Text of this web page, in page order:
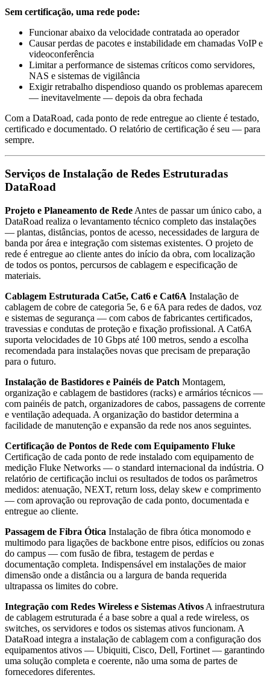
Sem certificação, uma rede pode:
Funcionar abaixo da velocidade contratada ao operador
Causar perdas de pacotes e instabilidade em chamadas VoIP e
videoconferência
Limitar a performance de sistemas críticos como servidores,
NAS e sistemas de vigilância
Exigir retrabalho dispendioso quando os problemas aparecem
— inevitavelmente — depois da obra fechada
Com a DataRoad, cada ponto de rede entregue ao cliente é testado,
certificado e documentado. O relatório de certificação é seu — para
sempre.
Serviços de Instalação de Redes Estruturadas
DataRoad
Projeto e Planeamento de Rede Antes de passar um único cabo, a
DataRoad realiza o levantamento técnico completo das instalações
— plantas, distâncias, pontos de acesso, necessidades de largura de
banda por área e integração com sistemas existentes. O projeto de
rede é entregue ao cliente antes do início da obra, com localização
de todos os pontos, percursos de cablagem e especificação de
materiais.
Cablagem Estruturada Cat5e, Cat6 e Cat6A Instalação de
cablagem de cobre de categoria 5e, 6 e 6A para redes de dados, voz
e sistemas de segurança — com cabos de fabricantes certificados,
travessias e condutas de proteção e fixação profissional. A Cat6A
suporta velocidades de 10 Gbps até 100 metros, sendo a escolha
recomendada para instalações novas que precisam de preparação
para o futuro.
Instalação de Bastidores e Painéis de Patch Montagem,
organização e cablagem de bastidores (racks) e armários técnicos —
com painéis de patch, organizadores de cabos, passagens de corrente
e ventilação adequada. A organização do bastidor determina a
facilidade de manutenção e expansão da rede nos anos seguintes.
Certificação de Pontos de Rede com Equipamento Fluke
Certificação de cada ponto de rede instalado com equipamento de
medição Fluke Networks — o standard internacional da indústria. O
relatório de certificação inclui os resultados de todos os parâmetros
medidos: atenuação, NEXT, return loss, delay skew e comprimento
— com aprovação ou reprovação de cada ponto, documentada e
entregue ao cliente.
Passagem de Fibra Ótica Instalação de fibra ótica monomodo e
multimodo para ligações de backbone entre pisos, edifícios ou zonas
do campus — com fusão de fibra, testagem de perdas e
documentação completa. Indispensável em instalações de maior
dimensão onde a distância ou a largura de banda requerida
ultrapassa os limites do cobre.
Integração com Redes Wireless e Sistemas Ativos A infraestrutura
de cablagem estruturada é a base sobre a qual a rede wireless, os
switches, os servidores e todos os sistemas ativos funcionam. A
DataRoad integra a instalação de cablagem com a configuração dos
equipamentos ativos — Ubiquiti, Cisco, Dell, Fortinet — garantindo
uma solução completa e coerente, não uma soma de partes de
fornecedores diferentes.